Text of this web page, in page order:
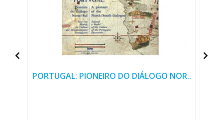
PORTUGAL: PIONEIRO DO DIÁLOGO NOR..